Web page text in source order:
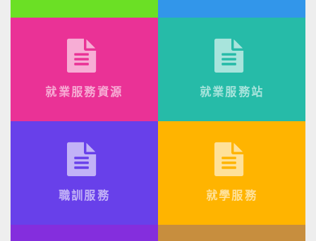
就業服務資源 就業服務站
職訓服務 就學服務